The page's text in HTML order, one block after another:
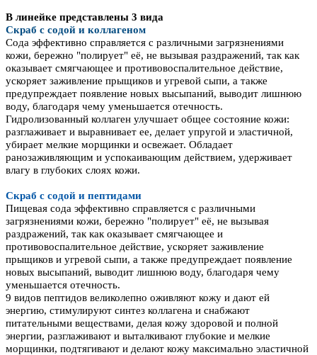
В линейке представлены 3 вида
Скраб с содой и коллагеном
Сода эффективно справляется с различными загрязнениями
кожи, бережно "полирует" её, не вызывая раздражений, так как
оказывает смягчающее и противовоспалительное действие,
ускоряет заживление прыщиков и угревой сыпи, а также
предупреждает появление новых высыпаний, выводит лишнюю
воду, благодаря чему уменьшается отечность.
Гидролизованный коллаген улучшает общее состояние кожи:
разглаживает и выравнивает ее, делает упругой и эластичной,
убирает мелкие морщинки и освежает. Обладает
ранозаживляющим и успокаивающим действием, удерживает
влагу в глубоких слоях кожи.
Скраб с содой и пептидами
Пищевая сода эффективно справляется с различными
загрязнениями кожи, бережно "полирует" её, не вызывая
раздражений, так как оказывает смягчающее и
противовоспалительное действие, ускоряет заживление
прыщиков и угревой сыпи, а также предупреждает появление
новых высыпаний, выводит лишнюю воду, благодаря чему
уменьшается отечность.
9 видов пептидов великолепно оживляют кожу и дают ей
энергию, стимулируют синтез коллагена и снабжают
питательными веществами, делая кожу здоровой и полной
энергии, разглаживают и выталкивают глубокие и мелкие
морщинки, подтягивают и делают кожу максимально эластичной